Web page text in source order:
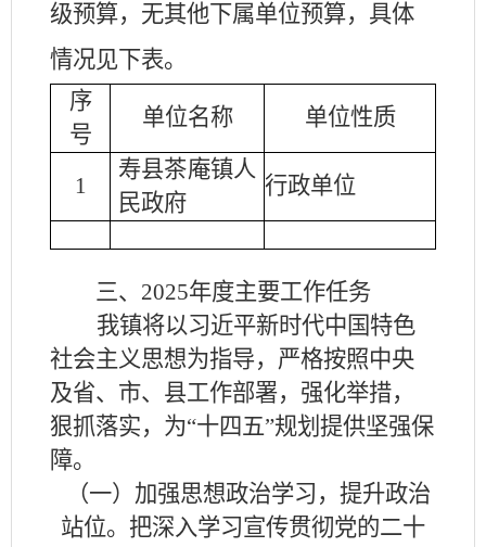
级预算，无其他下属单位预算， 具体
情况见下表。
序
号
单位名称 单位性质
1
寿县茶庵镇人
民政府
行政单位
三、 2025年度主要工作任务
我镇将以习近平新时代中国特色
社会主义思想为指导，严格按照中央
及省、市、县工作部署，强化举措，
狠抓落实，为“十四五”规划提供坚强保
障。
（一）加强思想政治学习，提升政治
站位。把深入学习宣传贯彻党的二十